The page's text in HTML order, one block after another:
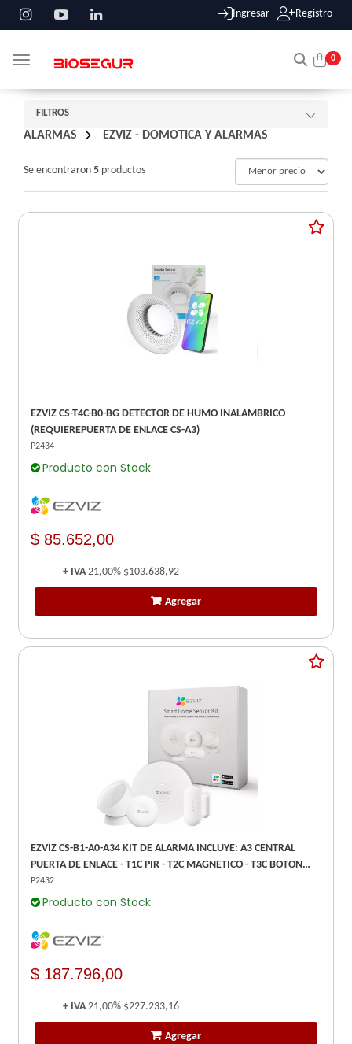
Ingresar Registro
0
Toggle navigation
FILTROS
ALARMAS EZVIZ - DOMOTICA Y ALARMAS
Se encontraron 5 productos
EZVIZ CS-T4C-B0-BG DETECTOR DE HUMO INALAMBRICO
(REQUIEREPUERTA DE ENLACE CS-A3)
P2434
Producto con Stock
$ 85.652,00
+ IVA21,00% $103.638,92
Agregar
EZVIZ CS-B1-A0-A34 KIT DE ALARMA INCLUYE: A3 CENTRAL
PUERTA DE ENLACE - T1C PIR - T2C MAGNETICO - T3C BOTON
INTELIGENTE
P2432
Producto con Stock
$ 187.796,00
+ IVA21,00% $227.233,16
Agregar